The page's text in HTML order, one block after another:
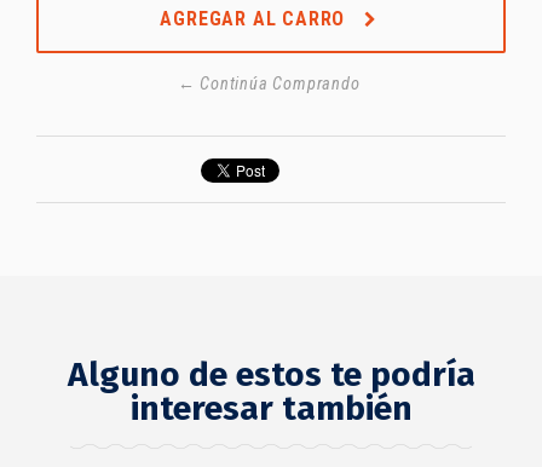
AGREGAR AL CARRO
← Continúa Comprando
Alguno de estos te podría
interesar también